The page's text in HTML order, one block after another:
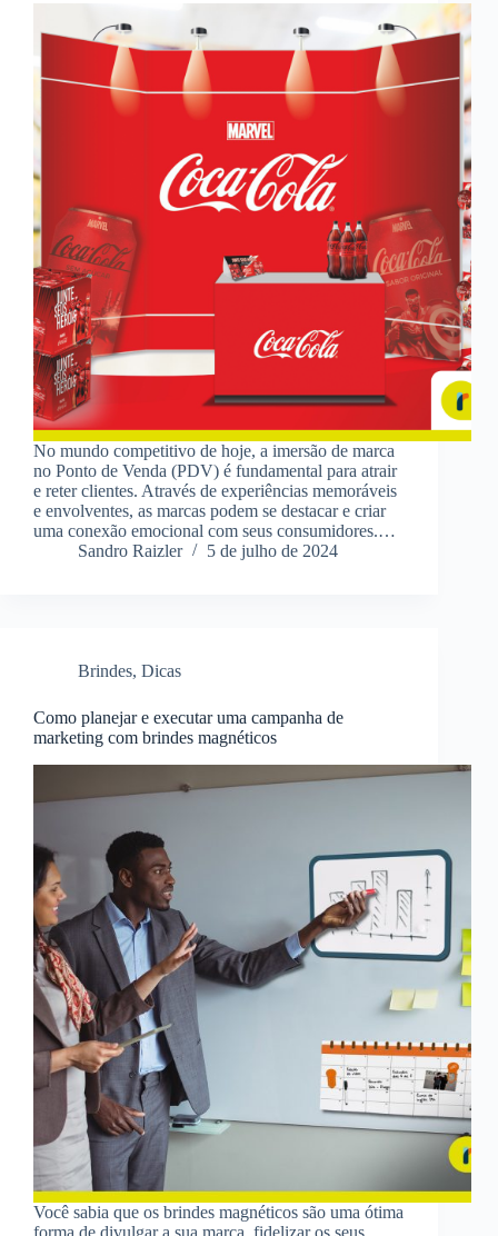
No mundo competitivo de hoje, a imersão de marca
no Ponto de Venda (PDV) é fundamental para atrair
e reter clientes. Através de experiências memoráveis
e envolventes, as marcas podem se destacar e criar
uma conexão emocional com seus consumidores.…
Sandro Raizler
5 de julho de 2024
Brindes, Dicas
Como planejar e executar uma campanha de
marketing com brindes magnéticos
Você sabia que os brindes magnéticos são uma ótima